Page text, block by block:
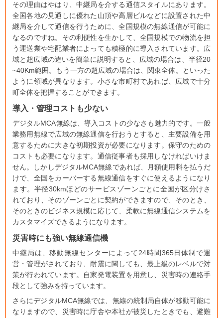
その理由はやはり、中継局を介する通信スタイルにあります。
全国各地の見通しに優れた山頂や高層ビルなどに設置された中
継局を介して通信を行うために、全国規模の無線通信が可能に
なるのですね。その利便性を生かして、全国規模での物流を担
う運送業や宅配業者によっても積極的に導入されています。広
域と超広域の違いを簡単に説明すると、広域の場合は、半径20
~40Km範囲。もう一方の超広域の場合は、関東全体。といった
ように領域が異なります。小さな市町村であれば、広域で十分
町全体を把握することができます。
導入・管理コストも少ない
デジタルMCA無線は、導入コストの少なさも魅力的です。一般
業務用無線で広域の無線通信を行おうとすると、主要設備を用
意するために大きな初期投資が必要になります。保守のための
コストも必要になります。通信従事者も採用しなければいけま
せん。しかしデジタルMCA無線であれば、月額使用料を払うだ
けで、全国をカーバーする無線通信をすぐに使えるようになり
ます。半径30kmほどのサービスゾーンごとに全国が区分けさ
れており、そのゾーンごとに契約ができますので、そのとき、
そのときのビジネス規模に応じて、柔軟に無線通信システムを
カスタマイズできるようになります。
災害時にも強い無線通信機
中継局は、移動無線センターによって 24時間365日体制で運
営・管理がされており、耐震に関しても、最上級のレベルで対
策が行われています。自家発電装置を用意し、災害時の連絡手
段として強みを持っています。
さらにデジタルMCA無線では、無線の統制局自体が移動可能に
なりますので、災害時に庁舎や本社が被災したときでも、避難